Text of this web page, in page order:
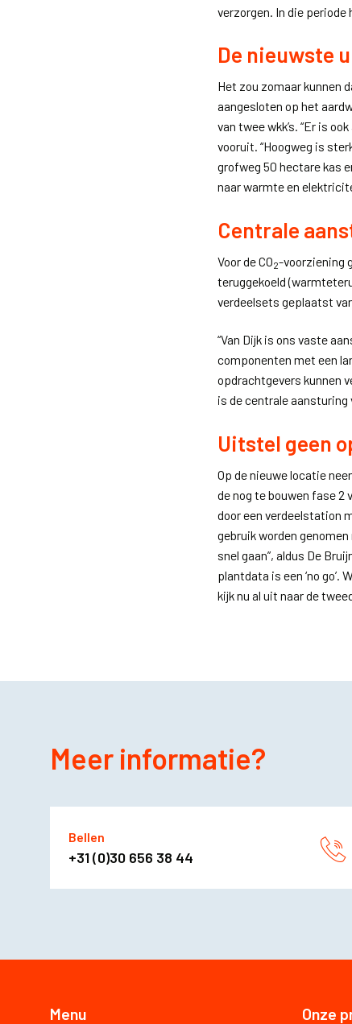
verzorgen. In die periode
De nieuwste
Het zou zomaar kunnen
aangesloten op het
van twee wkk’s. “Er is
vooruit. “Hoogweg is
grofweg 50 hectare kas
naar warmte en
Centrale
Voor de CO2-voorziening
teruggekoeld
verdeelsets geplaatst
“Van Dijk is ons vaste
componenten met een
opdrachtgevers kunnen
is de centrale aansturing
Uitstel geen
Op de nieuwe locatie
de nog te bouwen fase 2
door een verdeelstation
gebruik worden
snel gaan”, aldus De
plantdata is een ‘no
kijk nu al uit naar de
Meer informatie?
Bellen
+31 (0)30 656 38 44
Menu Onze